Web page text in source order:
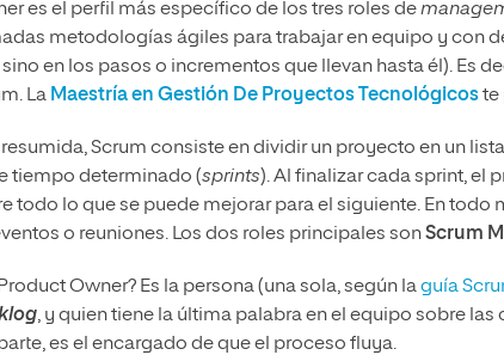
es el perfil más específico de los tres roles de
metodologías ágiles para trabajar en equipo y con
en los pasos o incrementos que llevan hasta él). Es
La Maestría en Gestión De Proyectos Tecnológicoste
Scrum consiste en dividir un proyecto en un
tiempo determinado (sprints). Al finalizar cada sprint, el
todo lo que se puede mejorar para el siguiente. En todo
o reuniones. Los dos roles principales sonScrum
Owner? Es la persona (una sola, según laguía
, y quien tiene la última palabra en el equipo sobre
es el encargado de que el proceso fluya.